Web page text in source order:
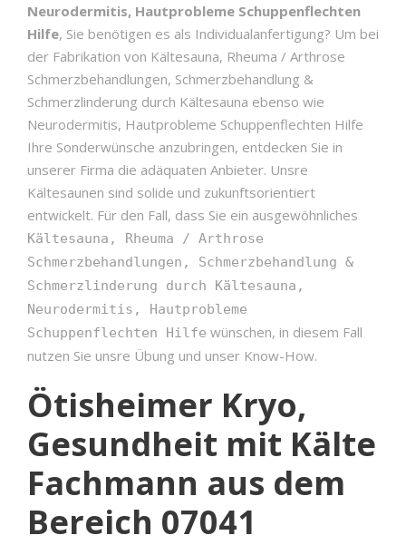
Neurodermitis, Hautprobleme Schuppenflechten
Hilfe, Sie benötigen es als Individualanfertigung? Um bei
der Fabrikation von Kältesauna, Rheuma / Arthrose
Schmerzbehandlungen, Schmerzbehandlung &
Schmerzlinderung durch Kältesauna ebenso wie
Neurodermitis, Hautprobleme Schuppenflechten Hilfe
Ihre Sonderwünsche anzubringen, entdecken Sie in
unserer Firma die adäquaten Anbieter. Unsre
Kältesaunen sind solide und zukunftsorientiert
entwickelt. Für den Fall, dass Sie ein ausgewöhnliches
Kältesauna, Rheuma / Arthrose
Schmerzbehandlungen, Schmerzbehandlung &
Schmerzlinderung durch Kältesauna,
Neurodermitis, Hautprobleme
Schuppenflechten Hilfe wünschen, in diesem Fall
nutzen Sie unsre Übung und unser Know-How.
Ötisheimer Kryo,
Gesundheit mit Kälte
Fachmann aus dem
Bereich 07041